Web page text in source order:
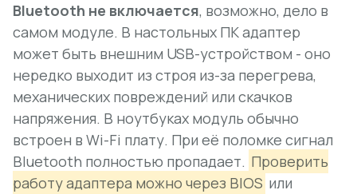
Bluetooth не включается, возможно, дело в
самом модуле. В настольных ПК адаптер
может быть внешним USB-устройством - оно
нередко выходит из строя из-за перегрева,
механических повреждений или скачков
напряжения. В ноутбуках модуль обычно
встроен в Wi-Fi плату. При её поломке сигнал
Bluetooth полностью пропадает. Проверить
работу адаптера можно через BIOS или